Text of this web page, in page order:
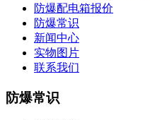
防爆配电箱报价
防爆常识
新闻中心
实物图片
联系我们
防爆常识